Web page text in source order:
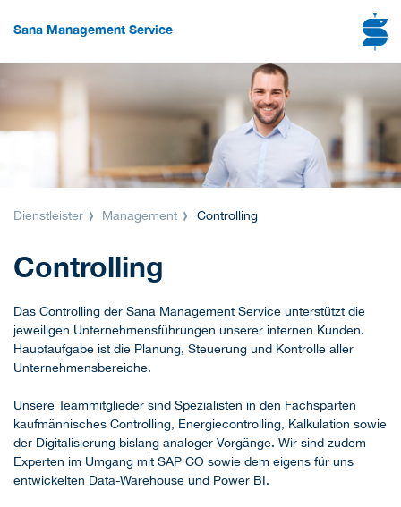
Sana Management Service
Dienstleister Management Controlling
Controlling
Das Controlling der Sana Management Service unterstützt die
jeweiligen Unternehmensführungen unserer internen Kunden.
Hauptaufgabe ist die Planung, Steuerung und Kontrolle aller
Unternehmensbereiche.
Unsere Teammitglieder sind Spezialisten in den Fachsparten
kaufmännisches Controlling, Energiecontrolling, Kalkulation sowie
der Digitalisierung bislang analoger Vorgänge. Wir sind zudem
Experten im Umgang mit SAP CO sowie dem eigens für uns
entwickelten Data-Warehouse und Power BI.